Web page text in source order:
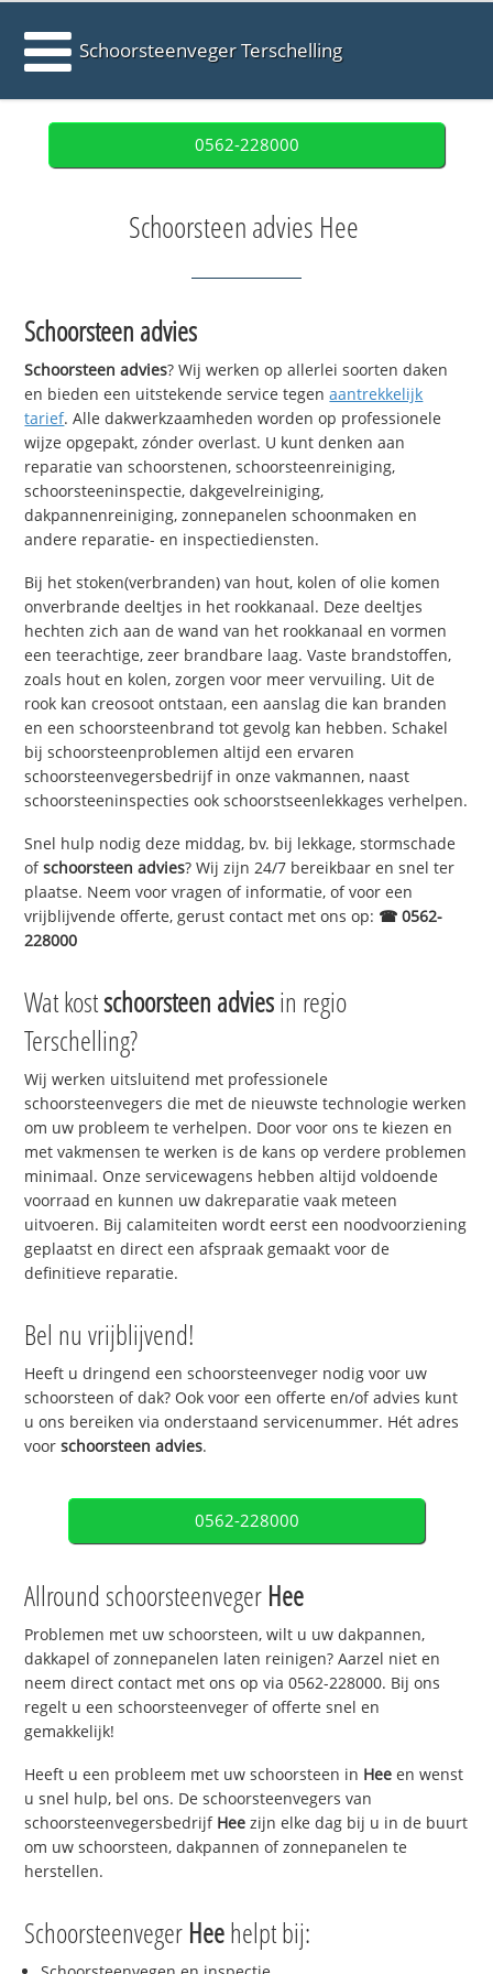
Schoorsteenveger Terschelling
0562-228000
Schoorsteen advies Hee
Schoorsteen advies
Schoorsteen advies? Wij werken op allerlei soorten daken
en bieden een uitstekende service tegenaantrekkelijk
tarief. Alle dakwerkzaamheden worden op professionele
wijze opgepakt, zónder overlast. U kunt denken aan
reparatie van schoorstenen, schoorsteenreiniging,
schoorsteeninspectie, dakgevelreiniging,
dakpannenreiniging, zonnepanelen schoonmaken en
andere reparatie- en inspectiediensten.
Bij het stoken(verbranden) van hout, kolen of olie komen
onverbrande deeltjes in het rookkanaal. Deze deeltjes
hechten zich aan de wand van het rookkanaal en vormen
een teerachtige, zeer brandbare laag. Vaste brandstoffen,
zoals hout en kolen, zorgen voor meer vervuiling. Uit de
rook kan creosoot ontstaan, een aanslag die kan branden
en een schoorsteenbrand tot gevolg kan hebben. Schakel
bij schoorsteenproblemen altijd een ervaren
schoorsteenvegersbedrijf in onze vakmannen, naast
schoorsteeninspecties ook schoorstseenlekkages verhelpen.
Snel hulp nodig deze middag, bv. bij lekkage, stormschade
ofschoorsteen advies? Wij zijn 24/7 bereikbaar en snel ter
plaatse. Neem voor vragen of informatie, of voor een
vrijblijvende offerte, gerust contact met ons op: ☎ 0562-
228000
Wat kostschoorsteen adviesin regio
Terschelling?
Wij werken uitsluitend met professionele
schoorsteenvegers die met de nieuwste technologie werken
om uw probleem te verhelpen. Door voor ons te kiezen en
met vakmensen te werken is de kans op verdere problemen
minimaal. Onze servicewagens hebben altijd voldoende
voorraad en kunnen uw dakreparatie vaak meteen
uitvoeren. Bij calamiteiten wordt eerst een noodvoorziening
geplaatst en direct een afspraak gemaakt voor de
definitieve reparatie.
Bel nu vrijblijvend!
Heeft u dringend een schoorsteenveger nodig voor uw
schoorsteen of dak? Ook voor een offerte en/of advies kunt
u ons bereiken via onderstaand servicenummer. Hét adres
voorschoorsteen advies.
0562-228000
Allround schoorsteenveger Hee
Problemen met uw schoorsteen, wilt u uw dakpannen,
dakkapel of zonnepanelen laten reinigen? Aarzel niet en
neem direct contact met ons op via 0562-228000. Bij ons
regelt u een schoorsteenveger of offerte snel en
gemakkelijk!
Heeft u een probleem met uw schoorsteen in Hee en wenst
u snel hulp, bel ons. De schoorsteenvegers van
schoorsteenvegersbedrijf Hee zijn elke dag bij u in de buurt
om uw schoorsteen, dakpannen of zonnepanelen te
herstellen.
Schoorsteenveger Heehelpt bij: